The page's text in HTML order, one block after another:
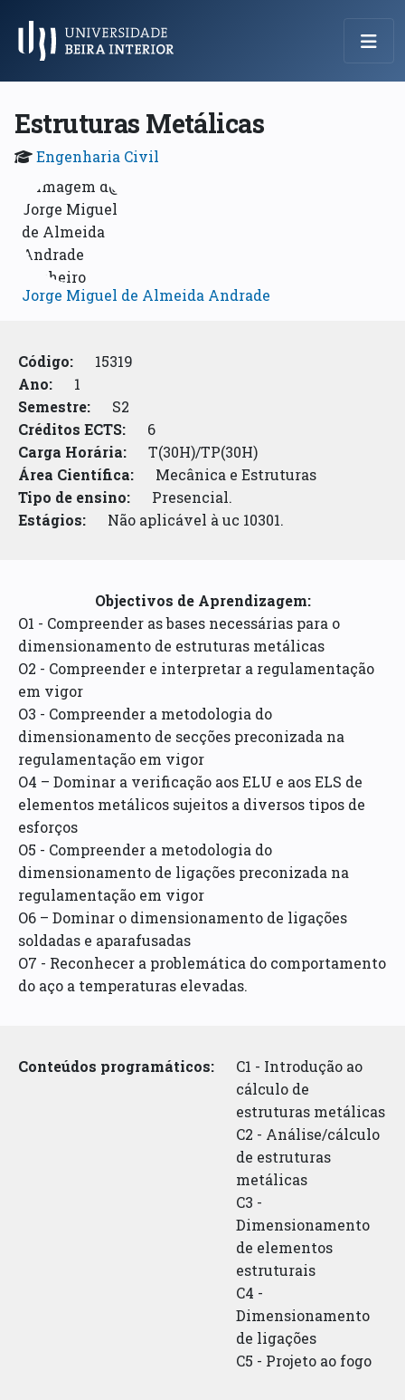
Menu Principal
Estruturas Metálicas
Engenharia Civil
Jorge Miguel de Almeida Andrade
Código:
15319
Ano:
1
Semestre:
S2
Créditos ECTS:
6
Carga Horária:
T(30H)/TP(30H)
Área Científica:
Mecânica e Estruturas
Tipo de ensino:
Presencial.
Estágios:
Não aplicável à uc 10301.
Objectivos de Aprendizagem:
O1 - Compreender as bases necessárias para o
dimensionamento de estruturas metálicas
O2 - Compreender e interpretar a regulamentação
em vigor
O3 - Compreender a metodologia do
dimensionamento de secções preconizada na
regulamentação em vigor
O4 – Dominar a verificação aos ELU e aos ELS de
elementos metálicos sujeitos a diversos tipos de
esforços
O5 - Compreender a metodologia do
dimensionamento de ligações preconizada na
regulamentação em vigor
O6 – Dominar o dimensionamento de ligações
soldadas e aparafusadas
O7 - Reconhecer a problemática do comportamento
do aço a temperaturas elevadas.
Conteúdos programáticos:
C1 - Introdução ao
cálculo de
estruturas metálicas
C2 - Análise/cálculo
de estruturas
metálicas
C3 -
Dimensionamento
de elementos
estruturais
C4 -
Dimensionamento
de ligações
C5 - Projeto ao fogo